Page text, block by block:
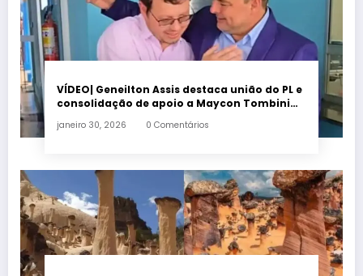
VÍDEO| Geneilton Assis destaca união do PL e
consolidação de apoio a Maycon Tombini
janeiro 30, 2026 0 Comentários